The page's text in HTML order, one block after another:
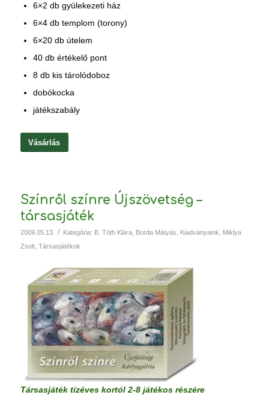
6×2 db gyülekezeti ház
6×4 db templom (torony)
6×20 db útelem
40 db értékelő pont
8 db kis tárolódoboz
dobókocka
játékszabály
Vásárlás
Színről színre Újszövetség –
társasjáték
2009.05.13. / Kategória: B. Tóth Klára, Borda Mátyás Kiadványaink
Miklya
Zsolt, Társasjátékok
Társasjáték tízéves kortól 2-8 játékos részére